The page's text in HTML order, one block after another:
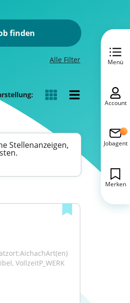
finden
Alle Filter
Stellenanzeigen,
VollzeitP_WERK
Menü
Account
Jobagent
Merken